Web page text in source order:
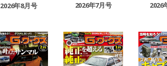
2026年8月号 2026年7月号 2026